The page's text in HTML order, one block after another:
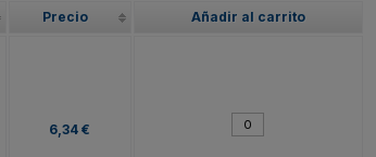
Precio Añadir al carrito
6,34 €